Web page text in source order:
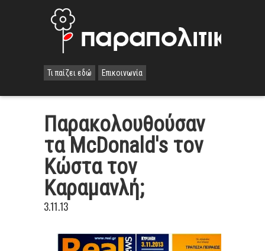
Τι παίζει εδώ Επικοινωνία
Παρακολουθούσαν
τα McDonald's τον
Κώστα τον
Καραμανλή;
3.11.13